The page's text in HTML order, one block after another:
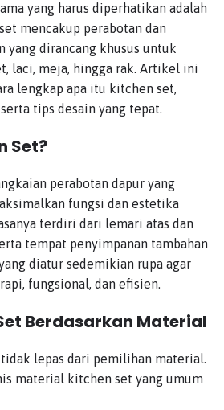
yang harus diperhatikan adalah
mencakup perabotan dan
yang dirancang khusus untuk
laci, meja, hingga rak. Artikel ini
lengkap apa itu kitchen set,
tips desain yang tepat.
Set?
perabotan dapur yang
fungsi dan estetika
terdiri dari lemari atas dan
tempat penyimpanan tambahan
diatur sedemikian rupa agar
fungsional, dan efisien.
Berdasarkan Material
lepas dari pemilihan material.
material kitchen set yang umum